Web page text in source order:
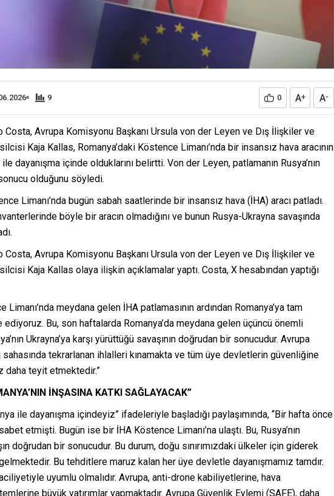
9 0 A+ A-
Costa, Avrupa Komisyonu Başkanı Ursula von der Leyen ve Dış İlişkiler ve
Kaja Kallas, Romanya’daki Köstence Limanı’nda bir insansız hava aracının
dayanışma içinde olduklarını belirtti. Von der Leyen, patlamanın Rusya’nın
olduğunu söyledi.
Limanı’nda bugün sabah saatlerinde bir insansız hava (İHA) aracı patladı.
böyle bir aracın olmadığını ve bunun Rusya-Ukrayna savaşında
Costa, Avrupa Komisyonu Başkanı Ursula von der Leyen ve Dış İlişkiler ve
Kaja Kallas olaya ilişkin açıklamalar yaptı. Costa, X hesabından yaptığı
Limanı’nda meydana gelen İHA patlamasının ardından Romanya’ya tam
Bu, son haftalarda Romanya’da meydana gelen üçüncü önemli
Ukrayna’ya karşı yürüttüğü savaşının doğrudan bir sonucudur. Avrupa
tekrarlanan ihlalleri kınamakta ve tüm üye devletlerin güvenliğine
daha teyit etmektedir.”
İNŞASINA KATKI SAĞLAYACAK”
ile dayanışma içindeyiz” ifadeleriyle başladığı paylaşımında, “Bir hafta önce
etmişti. Bugün ise bir İHA Köstence Limanı’na ulaştı. Bu, Rusya’nın
doğrudan bir sonucudur. Bu durum, doğu sınırımızdaki ülkeler için giderek
Bu tehditlere maruz kalan her üye devletle dayanışmamız tamdır.
uyumlu olmalıdır. Avrupa, anti-drone kabiliyetlerine, hava
büyük yatırımlar yapmaktadır. Avrupa Güvenlik Eylemi (SAFE), daha